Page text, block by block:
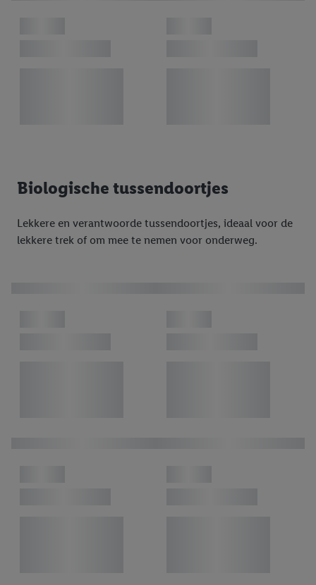
Biologische tussendoortjes
Lekkere en verantwoorde tussendoortjes, ideaal voor de
lekkere trek of om mee te nemen voor onderweg.